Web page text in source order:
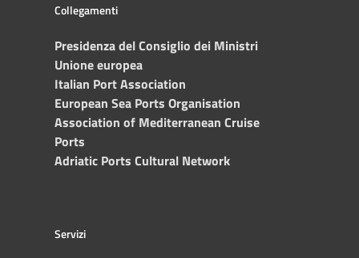
Collegamenti
Presidenza del Consiglio dei Ministri
Unione europea
Italian Port Association
European Sea Ports Organisation
Association of Mediterranean Cruise
Ports
Adriatic Ports Cultural Network
Servizi